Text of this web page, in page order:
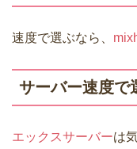
速度で選ぶなら、
サーバー速度で
エックスサーバーは